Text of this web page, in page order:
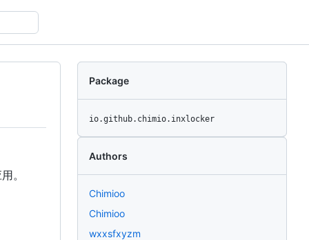
。
Package
io.github.chimio.inxlocker
Authors
Chimioo
Chimioo
wxxsfxyzm